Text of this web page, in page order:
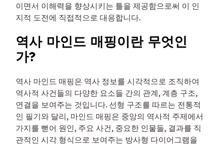
이면서 이해력을 향상시키는 틀을 제공함으로써 이 인
지적 도전에 직접적으로 대응합니다.
역사 마인드 매핑이란 무엇인
가?
역사 마인드 매핑은 역사 정보를 시각적으로 조직하여
역사적 사건들의 다양한 요소들 간의 관계, 계층 구조,
연결을 보여주는 것입니다. 선형 구조를 따르는 전통적
인 필기와 달리, 마인드 매핑은 중앙의 역사적 주제에서
가지를 뻗어 원인, 주요 사건, 중요한 인물들, 결과를 직
관적인 시각 형식으로 보여주는 방사형 다이어그램을